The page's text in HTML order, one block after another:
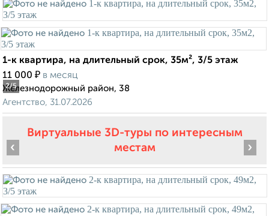
2/5
1-к квартира, на длительный срок, 35м², 3/5 этаж
11 000 ₽ в месяц
Железнодорожный район, 38
Агентство, 31.07.2026
Виртуальные 3D-туры по интересным
местам
‹ ›